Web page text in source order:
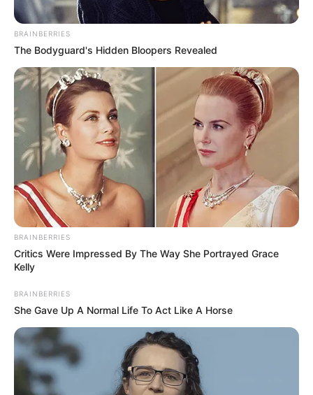
BRAINBERRIES
The Bodyguard's Hidden Bloopers Revealed
BRAINBERRIES
Critics Were Impressed By The Way She Portrayed Grace
Kelly
BRAINBERRIES
She Gave Up A Normal Life To Act Like A Horse